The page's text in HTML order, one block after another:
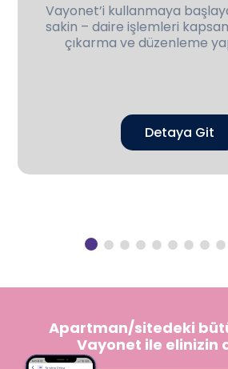
Vayonet’i kullanmaya
sakin – daire işlemleri
çıkarma ve düzenleme
Detaya Git
Apartman/sitedeki
Vayonet ile elinizin